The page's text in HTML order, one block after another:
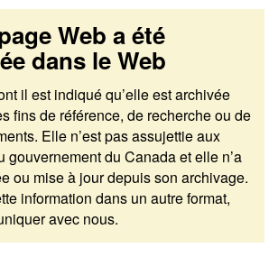
Web a été
dans le Web
il est indiqué qu’elle est archivée
fins de référence, de recherche ou de
Elle n’est pas assujettie aux
gouvernement du Canada et elle n’a
ou mise à jour depuis son archivage.
information dans un autre format,
avec nous.